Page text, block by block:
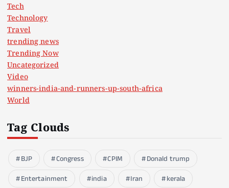
Tech
Technology
Travel
trending news
Trending Now
Uncategorized
Video
winners-india-and-runners-up-south-africa
World
Tag Clouds
BJP Congress CPIM
Donald trump
Entertainment
india Iran
kerala